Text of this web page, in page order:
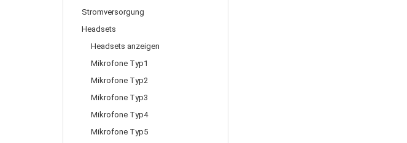
Stromversorgung
Headsets
Headsets anzeigen
Mikrofone Typ1
Mikrofone Typ2
Mikrofone Typ3
Mikrofone Typ4
Mikrofone Typ5